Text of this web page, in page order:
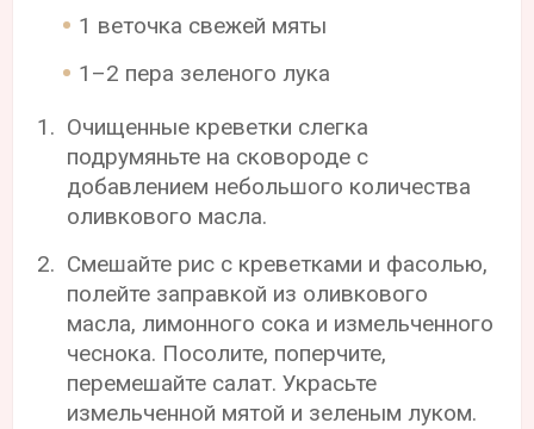
1 веточка свежей мяты
1–2 пера зеленого лука
Очищенные креветки слегка
подрумяньте на сковороде с
добавлением небольшого количества
оливкового масла.
Смешайте рис с креветками и фасолью,
полейте заправкой из оливкового
масла, лимонного сока и измельченного
чеснока. Посолите, поперчите,
перемешайте салат. Украсьте
измельченной мятой и зеленым луком.